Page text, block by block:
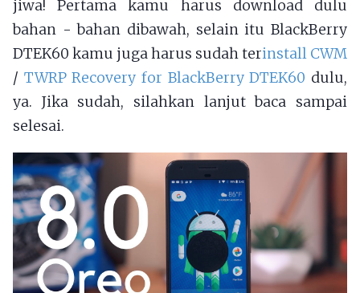
jiwa! Pertama kamu harus download dulu
bahan - bahan dibawah, selain itu BlackBerry
DTEK60 kamu juga harus sudah terinstall CWM
/ TWRP Recovery for BlackBerry DTEK60 dulu,
ya. Jika sudah, silahkan lanjut baca sampai
selesai.